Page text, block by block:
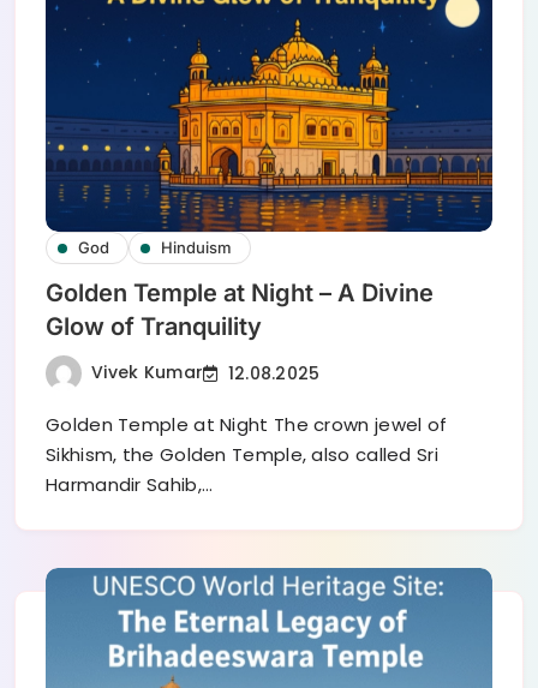
God Hinduism
Golden Temple at Night – A Divine
Glow of Tranquility
Vivek Kumar 12.08.2025
Golden Temple at Night The crown jewel of
Sikhism, the Golden Temple, also called Sri
Harmandir Sahib,…